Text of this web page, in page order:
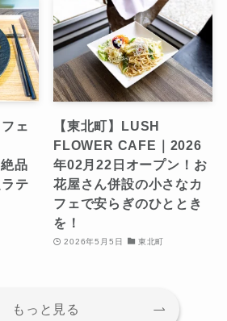
ェ
品
テ
【東北町】LUSH
FLOWER CAFE｜2026
年02月22日オープン！お
花屋さん併設の小さなカ
フェで安らぎのひととき
を！
2026年5月5日 東北町
もっと見る